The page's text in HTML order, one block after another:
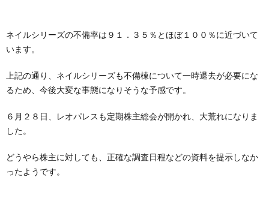
ネイルシリーズの不備率は９１．３５％とほぼ１００％に近づいて
います。
上記の通り、ネイルシリーズも不備棟について一時退去が必要にな
るため、今後大変な事態になりそうな予感です。
６月２８日、レオパレスも定期株主総会が開かれ、大荒れになりま
した。
どうやら株主に対しても、正確な調査日程などの資料を提示しなか
ったようです。